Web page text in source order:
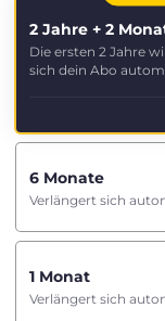
2 Jahre + 2
Die ersten 2 Jahre
sich dein Abo
6 Monate
Verlängert sich
1 Monat
Verlängert sich